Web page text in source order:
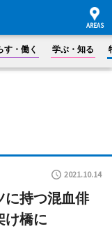
す・働く 学ぶ・知る
2021.10.14
に持つ混血俳
橋に